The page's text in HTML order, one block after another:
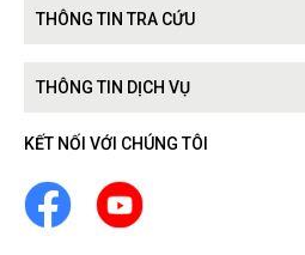
THÔNG TIN TRA CỨU
THÔNG TIN DỊCH VỤ
KẾT NỐI VỚI CHÚNG TÔI